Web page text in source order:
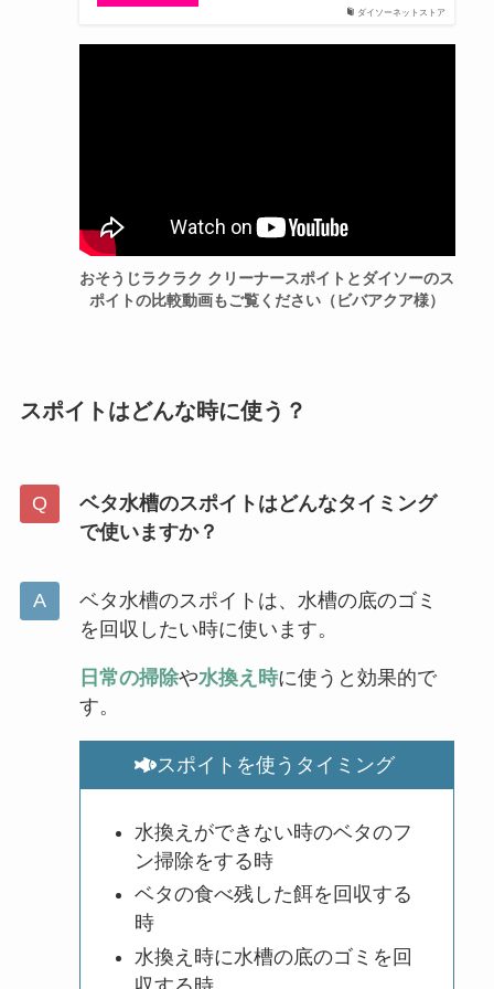
ダイソーネットストア
おそうじラクラク クリーナースポイトとダイソーのス
ポイトの比較動画もご覧ください（ビバアクア様）
スポイトはどんな時に使う？
ベタ水槽のスポイトはどんなタイミング
で使いますか？
ベタ水槽のスポイトは、水槽の底のゴミ
を回収したい時に使います。
日常の掃除や水換え時に使うと効果的で
す。
スポイトを使うタイミング
水換えができない時のベタのフ
ン掃除をする時
ベタの食べ残した餌を回収する
時
水換え時に水槽の底のゴミを回